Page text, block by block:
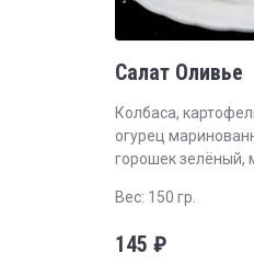
Салат Оливье
Колбаса,
огурец
горошек зелёный,
Вес: 150 гр.
145 ₽